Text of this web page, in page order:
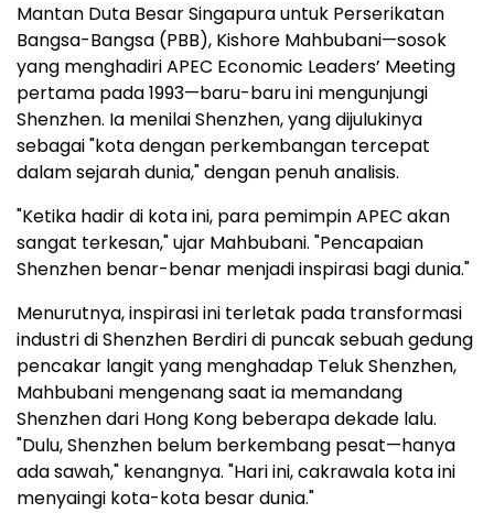
Mantan Duta Besar Singapura untuk Perserikatan
Bangsa-Bangsa (PBB), Kishore Mahbubani—sosok
yang menghadiri APEC Economic Leaders’ Meeting
pertama pada 1993—baru-baru ini mengunjungi
Shenzhen. Ia menilaiShenzhen, yang dijulukinya
sebagai "kota dengan perkembangan tercepat
dalam sejarah dunia," dengan penuh analisis.
"Ketika hadir di kota ini, para pemimpin APEC akan
sangat terkesan," ujar Mahbubani. "Pencapaian
Shenzhen benar-benar menjadi inspirasi bagi dunia."
Menurutnya, inspirasi ini terletak pada transformasi
industri di Shenzhen Berdiri di puncak sebuah gedung
pencakar langit yang menghadap Teluk Shenzhen,
Mahbubani mengenang saat ia memandang
Shenzhendari Hong Kong beberapa dekade lalu.
"Dulu,Shenzhen belum berkembang pesat—hanya
ada sawah," kenangnya. "Hari ini, cakrawala kota ini
menyaingi kota-kota besar dunia."